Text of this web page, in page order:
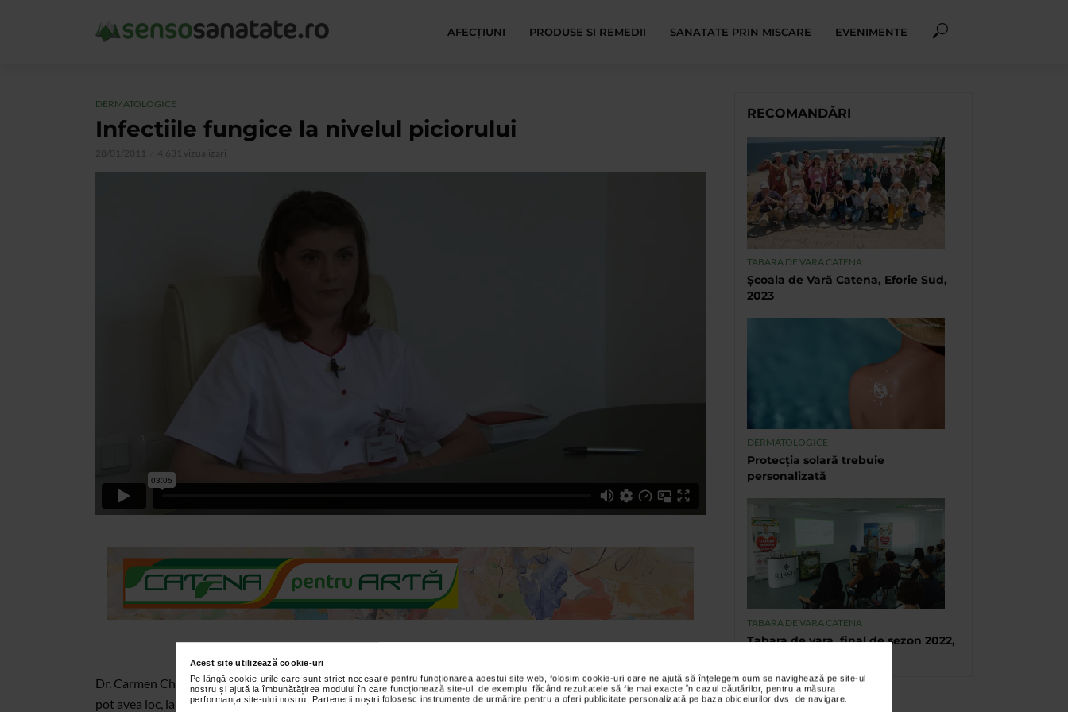
Acest site utilizează cookie-uri
Pe lângă cookie-urile care sunt strict necesare pentru funcționarea acestui site web, folosim cookie-uri care ne ajută să înțelegem cum se navighează pe site-ul
nostru și ajută la îmbunătățirea modului în care funcționează site-ul, de exemplu, făcând rezultatele să fie mai exacte în cazul căutărilor, pentru a măsura
performanța site-ului nostru. Partenerii noștri folosesc instrumente de urmărire pentru a oferi publicitate personalizată pe baza obiceiurilor dvs. de navigare.
AFECŢIUNI PRODUSE SI REMEDII SANATATE PRIN MISCARE EVENIMENTE
DERMATOLOGICE
Infectiile fungice la nivelul piciorului
28/01/2011 4.631 vizualizari
Dr. Carmen Chirtes - medic specialist dermatolog - Centrul Medical MEDAS vorbeste despre infectiile fungice ce
pot avea loc, la nivelul piciorului.
RECOMANDĂRI
TABARA DE VARA CATENA
Școala de Vară Catena, Eforie Sud,
2023
DERMATOLOGICE
Protecția solară trebuie
personalizată
TABARA DE VARA CATENA
Tabara de vara, final de sezon 2022,